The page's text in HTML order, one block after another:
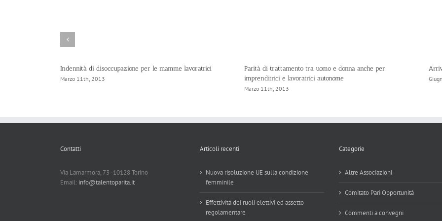
Indennità di disoccupazione per le mamme lavoratrici
Marzo 11th, 2013
Parità di trattamento tra uomo e donna anche per
imprenditrici e lavoratrici autonome
Marzo 11th, 2013
Contatti
Via Lamarmora, 73 -10128 Torino
Email: info@talentoparita.it
Articoli recenti
Nuova risoluzione UE sulla condizione
femminile
Effettività dei ruoli elettivi ed assetto
regolamentare
Categorie
Altre Associazioni
Comitato Pari Opportunità
Commenti a convegni